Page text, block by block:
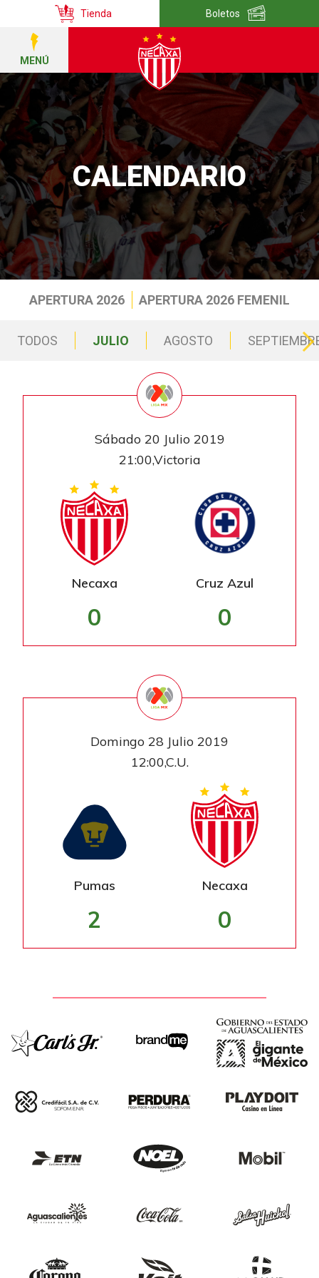
Tienda Boletos
MENÚ
CALENDARIO
APERTURA 2026 APERTURA 2026 FEMENIL
TODOS JULIO AGOSTO
Sábado 20 Julio 2019
21:00,Victoria
Necaxa
0
Cruz Azul
0
Domingo 28 Julio 2019
12:00,C.U.
Pumas
2
Necaxa
0